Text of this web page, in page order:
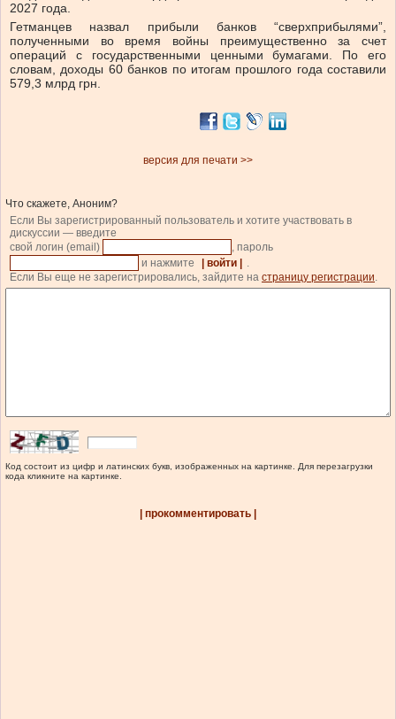
2027 года.
Гетманцев назвал прибыли банков “сверхприбылями”,
полученными во время войны преимущественно за счет
операций с государственными ценными бумагами. По его
словам, доходы 60 банков по итогам прошлого года составили
579,3 млрд грн.
версия для печати >>
Что скажете, Аноним?
Если Вы зарегистрированный пользователь и хотите участвовать в
дискуссии — введите
свой логин (email)
, пароль
и нажмите
| войти |
.
Если Вы еще не зарегистрировались, зайдите на страницу регистрации.
Код состоит из цифр и латинских букв, изображенных на картинке. Для перезагрузки
кода кликните на картинке.
| прокомментировать |